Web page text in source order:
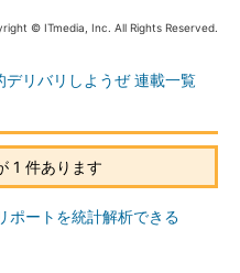
© ITmedia, Inc. All Rights Reserved.
デリバリしようぜ 連載一覧
1 件あります
ポートを統計解析できる